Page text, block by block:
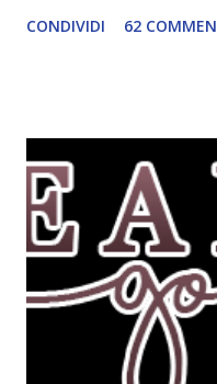
persone interessate. E
challenge un po'
ricoprire più di un
fatto nell'altro post, se
scritto dal mio autore
completato tre degli
leggere 345.453.312 libri,
uscendo fuori dalla
partecipare Per
CONDIVIDI 62